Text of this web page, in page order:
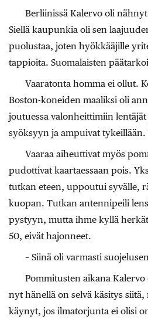
Berliinissä Kalervo oli
Siellä kaupunkia oli sen
puolustaa, joten hyökkääjille
tappioita. Suomalaisten
Vaaratonta homma ei ollut.
Boston-koneiden maaliksi oli
joutuessa valonheittimiin
syöksyyn ja ampuivat tykeillään.
Vaaraa aiheuttivat myös
pudottivat kaartaessaan pois.
tutkan eteen, uppoutui syvälle,
kuopan. Tutkan antennipeili
pystyyn, mutta ihme kyllä
50, eivät hajonneet.
– Siinä oli varmasti
Pommitusten aikana
nyt hänellä on selvä käsitys
käynyt, jos ilmatorjunta ei olisi